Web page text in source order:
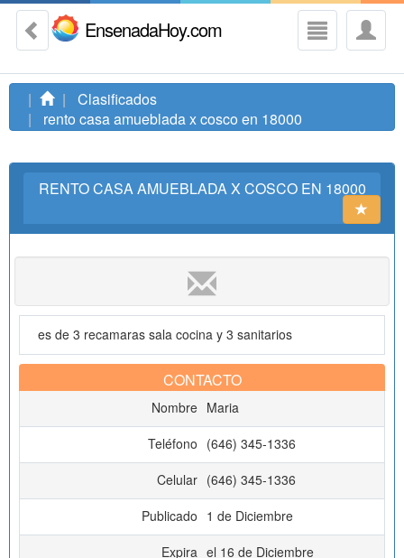
EnsenadaHoy.com
Clasificados
rento casa amueblada x cosco en 18000
RENTO CASA AMUEBLADA X COSCO EN 18000
es de 3 recamaras sala cocina y 3 sanitarios
CONTACTO
Nombre Maria
Teléfono (646) 345-1336
Celular (646) 345-1336
Publicado 1 de Diciembre
Expira el 16 de Diciembre